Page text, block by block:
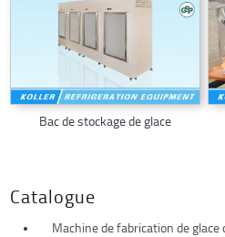
Bac de stockage de glace
Catalogue
Machine de fabrication de glace